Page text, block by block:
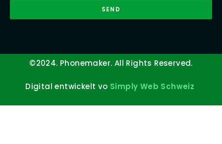
SEND
©2024. Phonemaker. All Rights Reserved.
Digital entwickelt vo Simply Web Schweiz